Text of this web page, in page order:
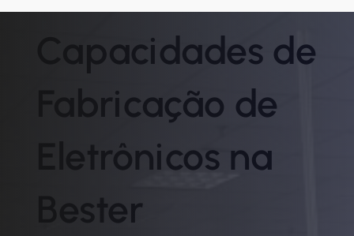
Capacidades de
Fabricação de
Eletrônicos na
Bester